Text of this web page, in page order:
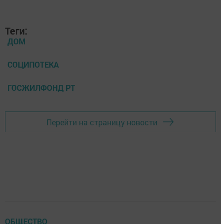
Теги:
ДОМ
СОЦИПОТЕКА
ГОСЖИЛФОНД РТ
Перейти на страницу новости
ОБЩЕСТВО